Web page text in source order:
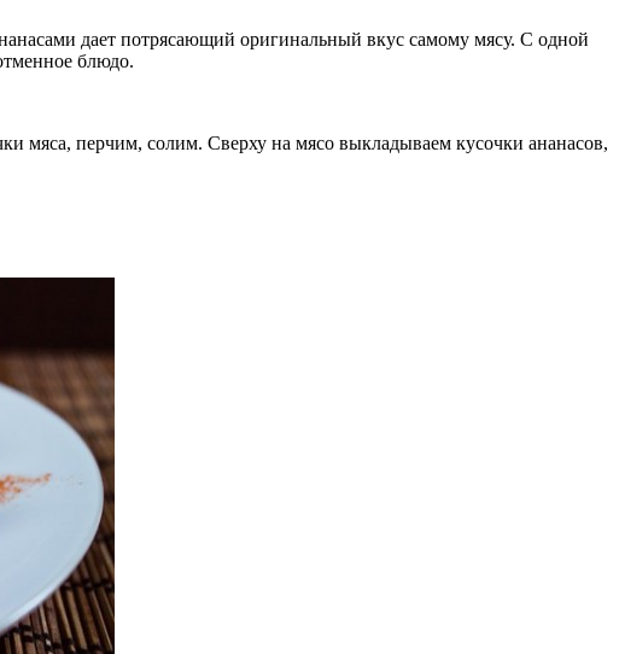
дает потрясающий оригинальный вкус самому мясу. С одной
блюдо.
мяса, перчим, солим. Сверху на мясо выкладываем кусочки ананасов,